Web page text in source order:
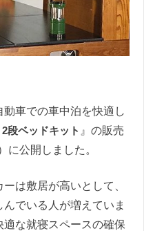
車での車中泊を快適し
段ベッドキット 』の販売
に公開しました。
は敷居が高いとして、
でいる人が増えていま
な就寝スペースの確保